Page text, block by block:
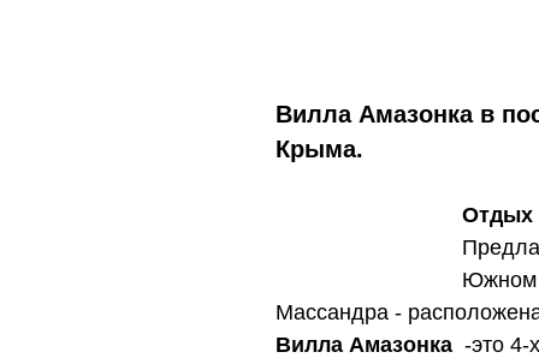
Вилла Амазонка в
Крыма.
Отдых
Южном
Массандра -
Вилла Амазонка -это 4-